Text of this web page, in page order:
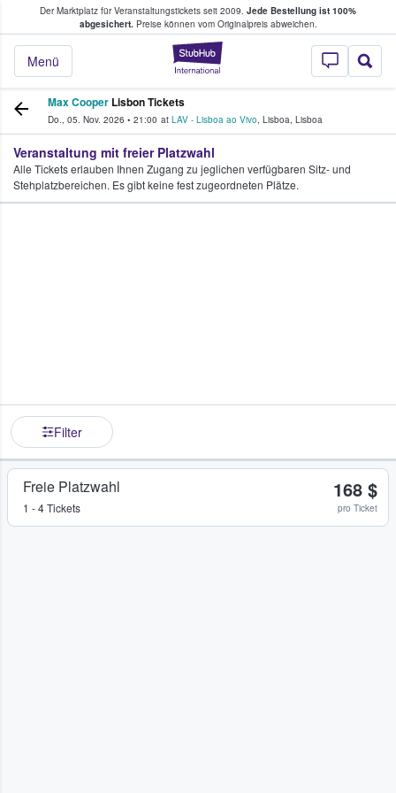
Der Marktplatz für Veranstaltungstickets seit 2009. Jede Bestellung ist 100%
abgesichert.Preise können vom Originalpreis abweichen.
StubHub - Wo
Menü
Tickets kaufen & verkaufen
Max Cooper Lisbon Tickets
Do., 05. Nov. 2026 • 21:00 at LAV - Lisboa ao Vivo, Lisboa, Lisboa
Veranstaltung mit freier Platzwahl
Alle Tickets erlauben Ihnen Zugang zu jeglichen verfügbaren Sitz- und
Stehplatzbereichen. Es gibt keine fest zugeordneten Plätze.
Filter
Freie Platzwahl
1 - 4 Tickets
168 $
pro Ticket